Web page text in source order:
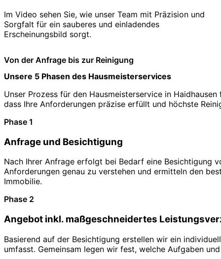
Im Video sehen Sie, wie unser Team mit Präzision und
Sorgfalt für ein sauberes und einladendes
Erscheinungsbild sorgt.
Von der Anfrage bis zur Reinigung
Unsere 5 Phasen des Hausmeisterservices
Unser Prozess für den Hausmeisterservice in
dass Ihre Anforderungen präzise erfüllt und höchste
Phase 1
Anfrage und Besichtigung
Nach Ihrer Anfrage erfolgt bei Bedarf eine Besichtigung
Anforderungen genau zu verstehen und ermitteln den
Immobilie.
Phase 2
Angebot inkl. maßgeschneidertes
Basierend auf der Besichtigung erstellen wir ein
umfasst. Gemeinsam legen wir fest, welche Aufgaben